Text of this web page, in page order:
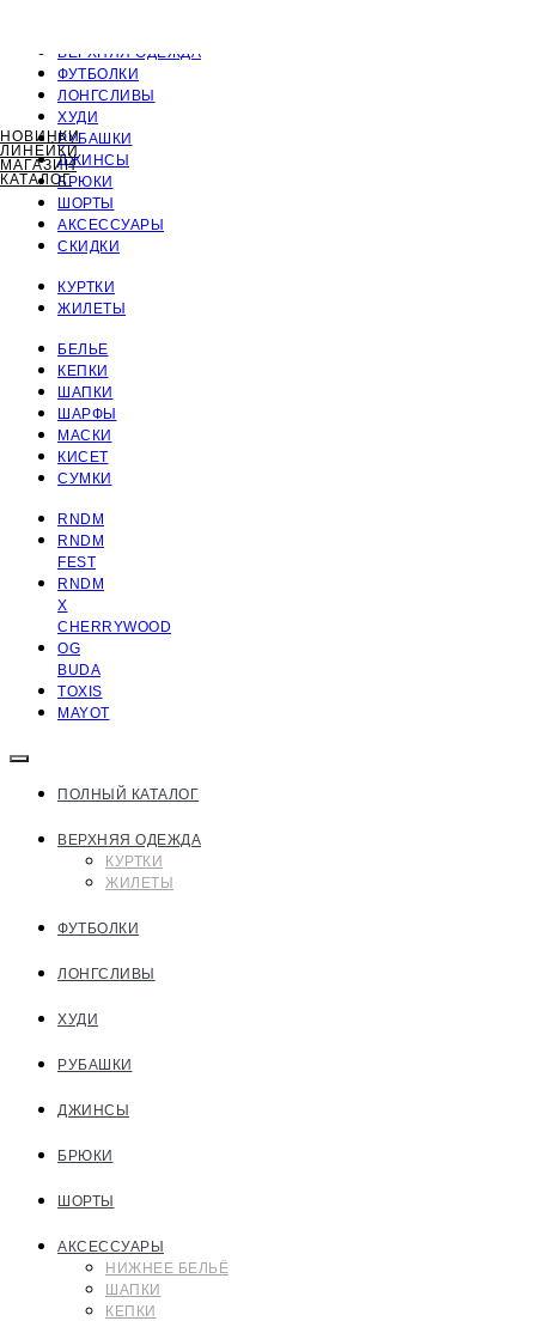
НОВИНКИ
ЛИНЕЙКИ
МАГАЗИН
КАТАЛОГ
ВЕРХНЯЯ ОДЕЖДА
ФУТБОЛКИ
ЛОНГСЛИВЫ
ХУДИ
РУБАШКИ
ДЖИНСЫ
БРЮКИ
ШОРТЫ
АКСЕССУАРЫ
СКИДКИ
КУРТКИ
ЖИЛЕТЫ
БЕЛЬЕ
КЕПКИ
ШАПКИ
ШАРФЫ
МАСКИ
КИСЕТ
СУМКИ
RNDM
RNDM
FEST
RNDM
X
CHERRYWOOD
OG
BUDA
TOXIS
MAYOT
ПОЛНЫЙ КАТАЛОГ
ВЕРХНЯЯ ОДЕЖДА
КУРТКИ
ЖИЛЕТЫ
ФУТБОЛКИ
ЛОНГСЛИВЫ
ХУДИ
РУБАШКИ
ДЖИНСЫ
БРЮКИ
ШОРТЫ
АКСЕССУАРЫ
НИЖНЕЕ БЕЛЬЁ
ШАПКИ
КЕПКИ